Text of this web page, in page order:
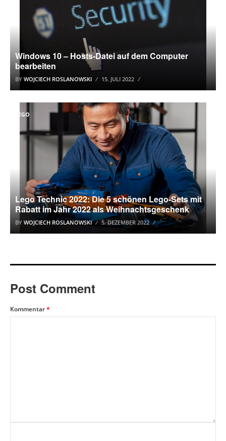
Windows 10 – Hosts-Datei auf dem Computer
bearbeiten
BY WOJCIECH ROSLANOWSKI 15. JULI 2022
LEGO
Lego Technic 2022: Die 5 schönen Lego-Sets mit
Rabatt im Jahr 2022 als Weihnachtsgeschenk
BY WOJCIECH ROSLANOWSKI 5. DEZEMBER 2022
Post Comment
Kommentar*